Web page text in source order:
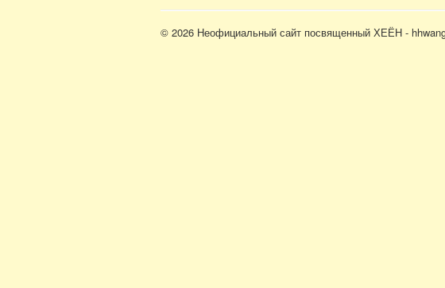
© 2026 Неофициальный сайт посвященный ХЕЁН -